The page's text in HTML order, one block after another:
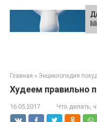
Главная » Энциклопедия
Худеем правильно
16.05.2017 Что делать,